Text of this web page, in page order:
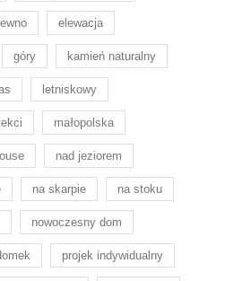
elewacja
góry kamień naturalny
letniskowy
małopolska
nad jeziorem
na skarpie na stoku
nowoczesny dom
projek indywidualny